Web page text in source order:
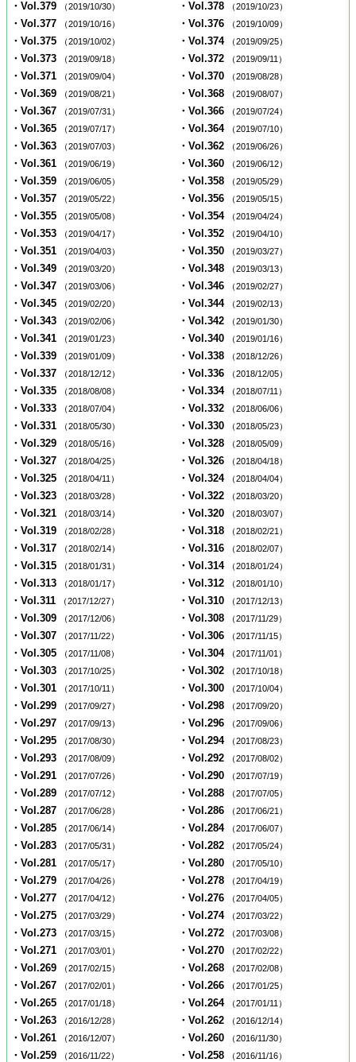
・Vol.379 （2019/10/30） ・Vol.378 （2019/10/23）
・Vol.377 （2019/10/16） ・Vol.376 （2019/10/09）
・Vol.375 （2019/10/02） ・Vol.374 （2019/09/25）
・Vol.373 （2019/09/18） ・Vol.372 （2019/09/11）
・Vol.371 （2019/09/04） ・Vol.370 （2019/08/28）
・Vol.369 （2019/08/21） ・Vol.368 （2019/08/07）
・Vol.367 （2019/07/31） ・Vol.366 （2019/07/24）
・Vol.365 （2019/07/17） ・Vol.364 （2019/07/10）
・Vol.363 （2019/07/03） ・Vol.362 （2019/06/26）
・Vol.361 （2019/06/19） ・Vol.360 （2019/06/12）
・Vol.359 （2019/06/05） ・Vol.358 （2019/05/29）
・Vol.357 （2019/05/22） ・Vol.356 （2019/05/15）
・Vol.355 （2019/05/08） ・Vol.354 （2019/04/24）
・Vol.353 （2019/04/17） ・Vol.352 （2019/04/10）
・Vol.351 （2019/04/03） ・Vol.350 （2019/03/27）
・Vol.349 （2019/03/20） ・Vol.348 （2019/03/13）
・Vol.347 （2019/03/06） ・Vol.346 （2019/02/27）
・Vol.345 （2019/02/20） ・Vol.344 （2019/02/13）
・Vol.343 （2019/02/06） ・Vol.342 （2019/01/30）
・Vol.341 （2019/01/23） ・Vol.340 （2019/01/16）
・Vol.339 （2019/01/09） ・Vol.338 （2018/12/26）
・Vol.337 （2018/12/12） ・Vol.336 （2018/12/05）
・Vol.335 （2018/08/08） ・Vol.334 （2018/07/11）
・Vol.333 （2018/07/04） ・Vol.332 （2018/06/06）
・Vol.331 （2018/05/30） ・Vol.330 （2018/05/23）
・Vol.329 （2018/05/16） ・Vol.328 （2018/05/09）
・Vol.327 （2018/04/25） ・Vol.326 （2018/04/18）
・Vol.325 （2018/04/11） ・Vol.324 （2018/04/04）
・Vol.323 （2018/03/28） ・Vol.322 （2018/03/20）
・Vol.321 （2018/03/14） ・Vol.320 （2018/03/07）
・Vol.319 （2018/02/28） ・Vol.318 （2018/02/21）
・Vol.317 （2018/02/14） ・Vol.316 （2018/02/07）
・Vol.315 （2018/01/31） ・Vol.314 （2018/01/24）
・Vol.313 （2018/01/17） ・Vol.312 （2018/01/10）
・Vol.311 （2017/12/27） ・Vol.310 （2017/12/13）
・Vol.309 （2017/12/06） ・Vol.308 （2017/11/29）
・Vol.307 （2017/11/22） ・Vol.306 （2017/11/15）
・Vol.305 （2017/11/08） ・Vol.304 （2017/11/01）
・Vol.303 （2017/10/25） ・Vol.302 （2017/10/18）
・Vol.301 （2017/10/11） ・Vol.300 （2017/10/04）
・Vol.299 （2017/09/27） ・Vol.298 （2017/09/20）
・Vol.297 （2017/09/13） ・Vol.296 （2017/09/06）
・Vol.295 （2017/08/30） ・Vol.294 （2017/08/23）
・Vol.293 （2017/08/09） ・Vol.292 （2017/08/02）
・Vol.291 （2017/07/26） ・Vol.290 （2017/07/19）
・Vol.289 （2017/07/12） ・Vol.288 （2017/07/05）
・Vol.287 （2017/06/28） ・Vol.286 （2017/06/21）
・Vol.285 （2017/06/14） ・Vol.284 （2017/06/07）
・Vol.283 （2017/05/31） ・Vol.282 （2017/05/24）
・Vol.281 （2017/05/17） ・Vol.280 （2017/05/10）
・Vol.279 （2017/04/26） ・Vol.278 （2017/04/19）
・Vol.277 （2017/04/12） ・Vol.276 （2017/04/05）
・Vol.275 （2017/03/29） ・Vol.274 （2017/03/22）
・Vol.273 （2017/03/15） ・Vol.272 （2017/03/08）
・Vol.271 （2017/03/01） ・Vol.270 （2017/02/22）
・Vol.269 （2017/02/15） ・Vol.268 （2017/02/08）
・Vol.267 （2017/02/01） ・Vol.266 （2017/01/25）
・Vol.265 （2017/01/18） ・Vol.264 （2017/01/11）
・Vol.263 （2016/12/28） ・Vol.262 （2016/12/14）
・Vol.261 （2016/12/07） ・Vol.260 （2016/11/30）
・Vol.259 （2016/11/22） ・Vol.258 （2016/11/16）